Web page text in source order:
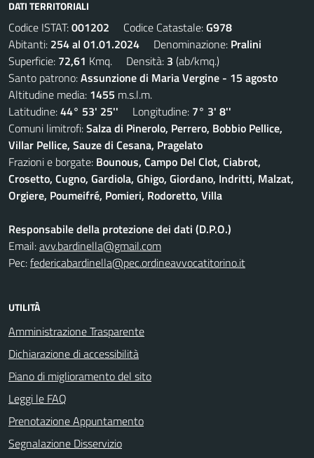
DATI TERRITORIALI
Codice ISTAT:001202 Codice Catastale:G978
Abitanti: 254 al 01.01.2024 Denominazione: Pralini
Superficie: 72,61 Kmq. Densità: 3 (ab/kmq.)
Santo patrono:Assunzione di Maria Vergine - 15 agosto
Altitudine media: 1455 m.s.l.m.
Latitudine:44° 53' 25'' Longitudine: 7° 3' 8''
Comuni limitrofi:Salza di Pinerolo, Perrero, Bobbio Pellice,
Villar Pellice, Sauze di Cesana, Pragelato
Frazioni e borgate: Bounous, Campo Del Clot, Ciabrot,
Crosetto, Cugno, Gardiola, Ghigo, Giordano, Indritti, Malzat,
Orgiere, Poumeifré, Pomieri, Rodoretto, Villa
Responsabile della protezione dei dati (D.P.O.)
Email:avv.bardinella@gmail.com
Pec:federicabardinella@pec.ordineavvocatitorino.it
UTILITÀ
Amministrazione Trasparente
Dichiarazione di accessibilità
Piano di miglioramento del sito
Leggi le FAQ
Prenotazione Appuntamento
Segnalazione Disservizio